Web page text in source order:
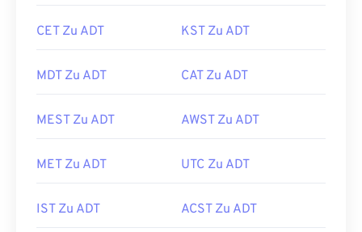
CET Zu ADT KST Zu ADT
MDT Zu ADT CAT Zu ADT
MEST Zu ADT AWST Zu ADT
MET Zu ADT UTC Zu ADT
IST Zu ADT ACST Zu ADT